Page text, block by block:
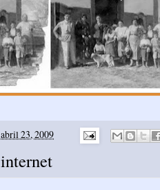
abril 23, 2009
internet